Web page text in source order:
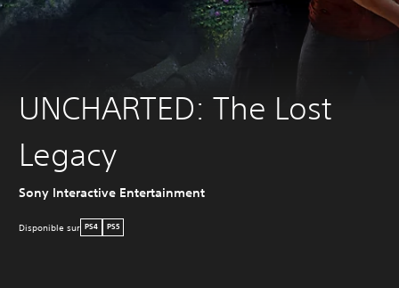
UNCHARTED: The Lost
Legacy
Sony Interactive Entertainment
Disponible sur PS4 PS5